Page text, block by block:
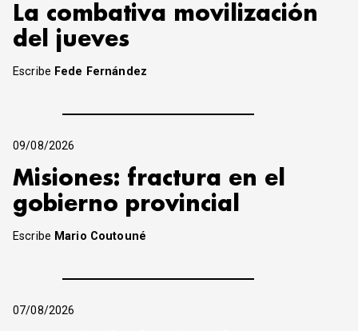
La combativa movilización
del jueves
Escribe Fede Fernández
09/08/2026
Misiones: fractura en el
gobierno provincial
Escribe Mario Coutouné
07/08/2026